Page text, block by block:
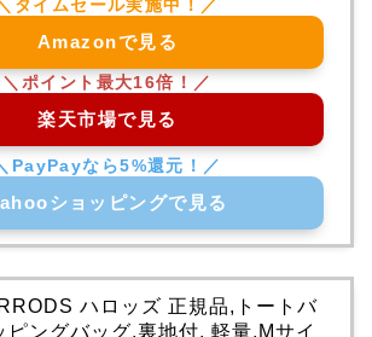
Amazonで見る
楽天市場で見る
ショッピングで見る
ハロッズ 正規品,トートバ
ピングバッグ,裏地付, 軽量,Mサイ